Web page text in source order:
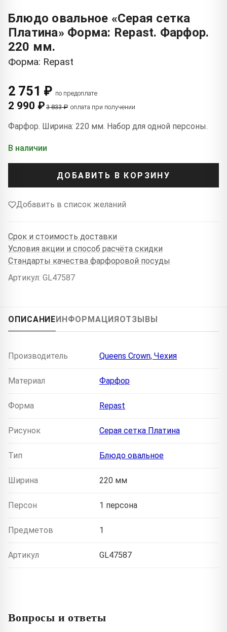
Блюдо овальное «Серая сетка
Платина» Форма: Repast. Фарфор.
220 мм.
Форма: Repast
2 751 ₽ по предоплате
2 990 ₽ 3 833 ₽ оплата при получении
Фарфор. Ширина: 220 мм. Набор для одной персоны.
В наличии
ДОБАВИТЬ В КОРЗИНУ
Добавить в список желаний
Срок и стоимость доставки
Условия акции и способ расчёта скидки
Стандарты качества фарфоровой посуды
Артикул: GL47587
ОПИСАНИЕ ИНФОРМАЦИЯ ОТЗЫВЫ
Производитель Queens Crown, Чехия
Материал Фарфор
Форма Repast
Рисунок Серая сетка Платина
Тип Блюдо овальное
Ширина 220 мм
Персон 1 персона
Предметов 1
Артикул GL47587
Вопросы и ответы